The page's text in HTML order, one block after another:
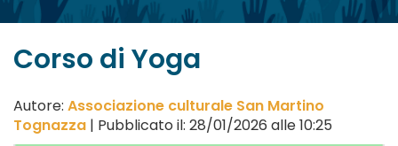
Corso di Yoga
Autore: Associazione culturale San Martino
Tognazza | Pubblicato il: 28/01/2026 alle 10:25